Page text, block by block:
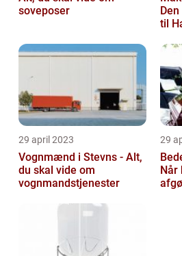
soveposer
til
29 april 2023
Vognmænd i Stevns - Alt,
du skal vide om
vognmandstjenester
29
Når